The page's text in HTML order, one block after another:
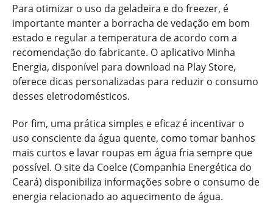
Para otimizar o uso da geladeira e do freezer, é
importante manter a borracha de vedação em bom
estado e regular a temperatura de acordo com a
recomendação do fabricante. O aplicativo Minha
Energia, disponível para download na Play Store,
oferece dicas personalizadas para reduzir o consumo
desses eletrodomésticos.
Por fim, uma prática simples e eficaz é incentivar o
uso consciente da água quente, como tomar banhos
mais curtos e lavar roupas em água fria sempre que
possível. O site da Coelce (Companhia Energética do
Ceará) disponibiliza informações sobre o consumo de
energia relacionado ao aquecimento de água.